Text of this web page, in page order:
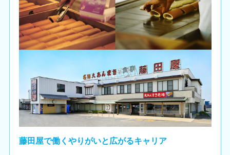
藤田屋で働くやりがいと広がるキャリア